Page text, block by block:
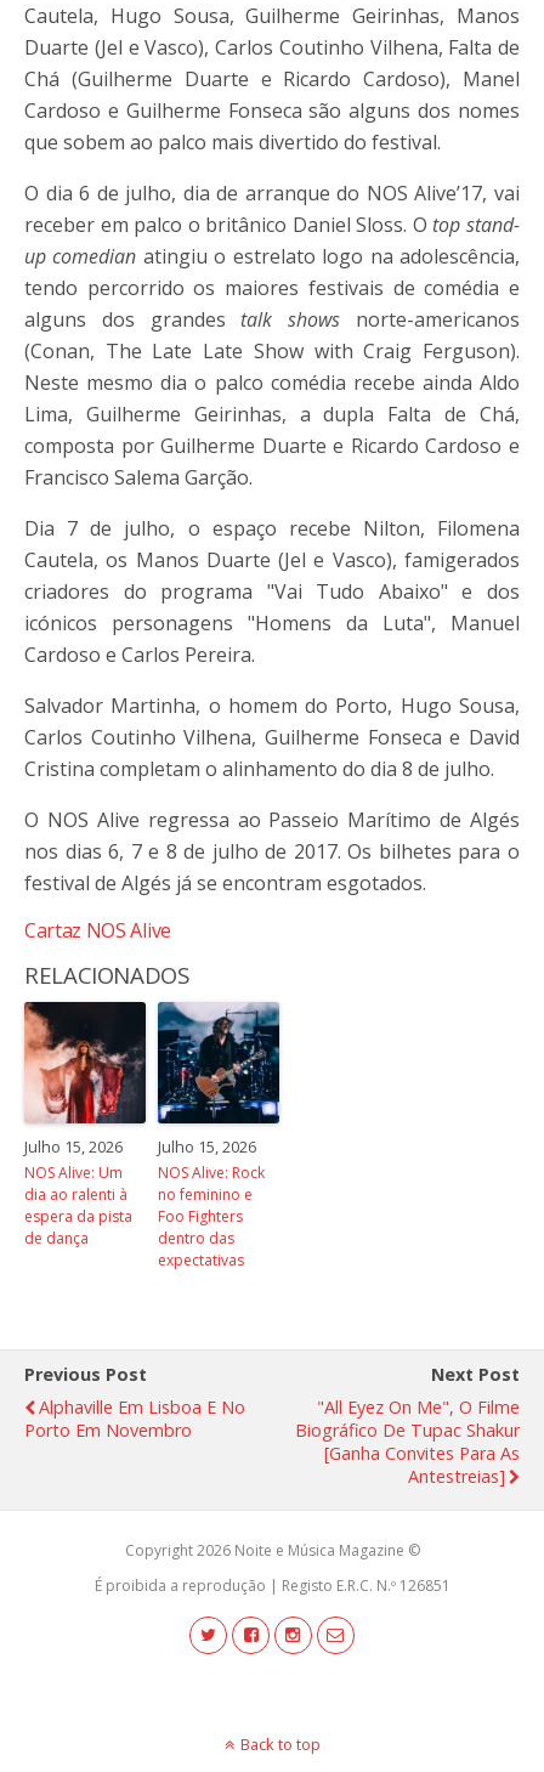
Cautela, Hugo Sousa, Guilherme Geirinhas, Manos
Duarte (Jel e Vasco), Carlos Coutinho Vilhena, Falta de
Chá (Guilherme Duarte e Ricardo Cardoso), Manel
Cardoso e Guilherme Fonseca são alguns dos nomes
que sobem ao palco mais divertido do festival.
O dia 6 de julho, dia de arranque do NOS Alive’17, vai
receber em palco o britânico Daniel Sloss. O top stand-
up comedian atingiu o estrelato logo na adolescência,
tendo percorrido os maiores festivais de comédia e
alguns dos grandes talk shows norte-americanos
(Conan, The Late Late Show with Craig Ferguson).
Neste mesmo dia o palco comédia recebe ainda Aldo
Lima, Guilherme Geirinhas, a dupla Falta de Chá,
composta por Guilherme Duarte e Ricardo Cardoso e
Francisco Salema Garção.
Dia 7 de julho, o espaço recebe Nilton, Filomena
Cautela, os Manos Duarte (Jel e Vasco), famigerados
criadores do programa "Vai Tudo Abaixo" e dos
icónicos personagens "Homens da Luta", Manuel
Cardoso e Carlos Pereira.
Salvador Martinha, o homem do Porto, Hugo Sousa,
Carlos Coutinho Vilhena, Guilherme Fonseca e David
Cristina completam o alinhamento do dia 8 de julho.
O NOS Alive regressa ao Passeio Marítimo de Algés
nos dias 6, 7 e 8 de julho de 2017. Os bilhetes para o
festival de Algés já se encontram esgotados.
Cartaz NOS Alive
RELACIONADOS
Julho 15, 2026
NOS Alive: Um
dia ao ralenti à
espera da pista
de dança
Julho 15, 2026
NOS Alive: Rock
no feminino e
Foo Fighters
dentro das
expectativas
Previous Post
Alphaville Em Lisboa E No
Porto Em Novembro
Next Post
"All Eyez On Me", O Filme
Biográfico De Tupac Shakur
[ganha Convites Para As
Antestreias]
Copyright 2026 Noite e Música Magazine ©
É proibida a reprodução | Registo E.R.C. N.º 126851
Back to top